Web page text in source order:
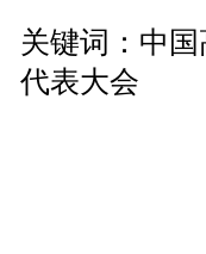
关键词：中
代表大会